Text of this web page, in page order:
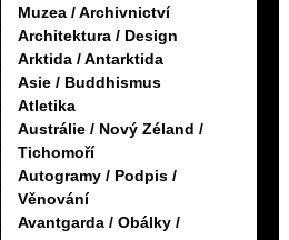
Muzea / Archivnictví
Architektura / Design
Arktida / Antarktida
Asie / Buddhismus
Atletika
Austrálie / Nový Zéland /
Tichomoří
Autogramy / Podpis /
Věnování
Avantgarda / Obálky /